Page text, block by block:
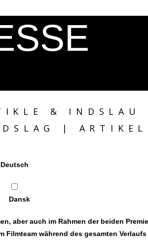
& INDSLAU
| ARTIKEL
Deutsch
Dansk
aber auch im Rahmen der beiden
während des gesamten